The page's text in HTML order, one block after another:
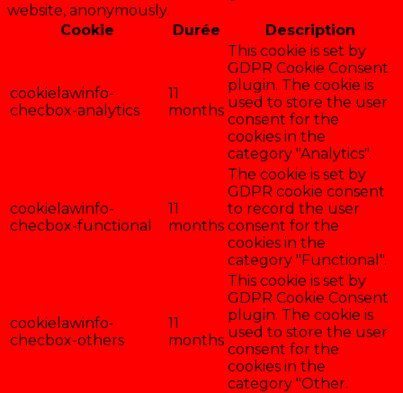
website, anonymously.
Cookie
Durée Description
cookielawinfo-
checbox-analytics
11
months
This cookie is set by
GDPR Cookie Consent
plugin. The cookie is
used to store the user
consent for the
cookies in the
category "Analytics".
cookielawinfo-
checbox-functional
11
months
The cookie is set by
GDPR cookie consent
to record the user
consent for the
cookies in the
category "Functional".
cookielawinfo-
checbox-others
11
months
This cookie is set by
GDPR Cookie Consent
plugin. The cookie is
used to store the user
consent for the
cookies in the
category "Other.